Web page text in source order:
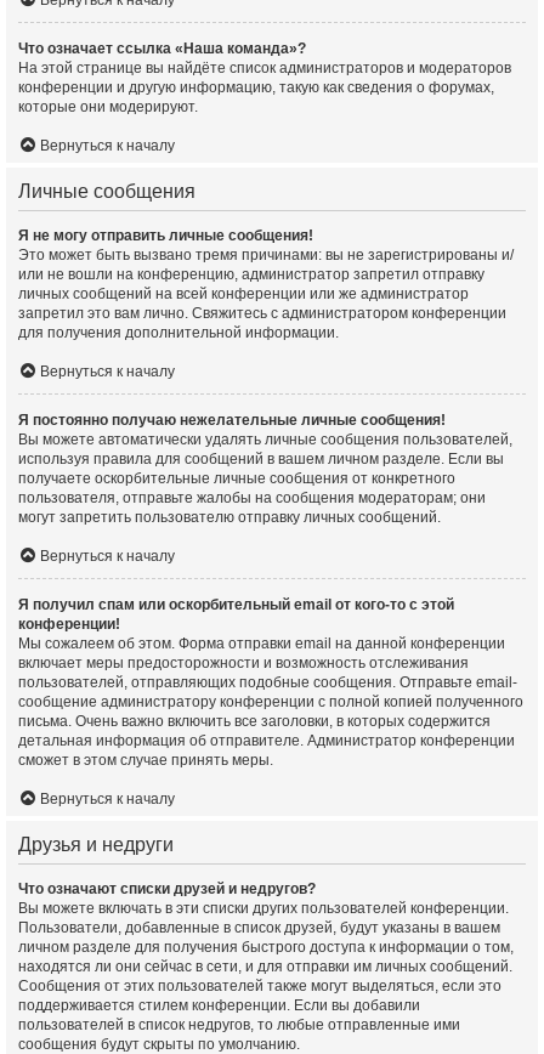
Что означает ссылка «Наша команда»?
На этой странице вы найдёте список администраторов и модераторов
конференции и другую информацию, такую как сведения о форумах,
которые они модерируют.
Вернуться к началу
Личные сообщения
Я не могу отправить личные сообщения!
Это может быть вызвано тремя причинами: вы не зарегистрированы и/
или не вошли на конференцию, администратор запретил отправку
личных сообщений на всей конференции или же администратор
запретил это вам лично. Свяжитесь с администратором конференции
для получения дополнительной информации.
Вернуться к началу
Я постоянно получаю нежелательные личные сообщения!
Вы можете автоматически удалять личные сообщения пользователей,
используя правила для сообщений в вашем личном разделе. Если вы
получаете оскорбительные личные сообщения от конкретного
пользователя, отправьте жалобы на сообщения модераторам; они
могут запретить пользователю отправку личных сообщений.
Вернуться к началу
Я получил спам или оскорбительный email от кого-то с этой
конференции!
Мы сожалеем об этом. Форма отправки email на данной конференции
включает меры предосторожности и возможность отслеживания
пользователей, отправляющих подобные сообщения. Отправьте email-
сообщение администратору конференции с полной копией полученного
письма. Очень важно включить все заголовки, в которых содержится
детальная информация об отправителе. Администратор конференции
сможет в этом случае принять меры.
Вернуться к началу
Друзья и недруги
Что означают списки друзей и недругов?
Вы можете включать в эти списки других пользователей конференции.
Пользователи, добавленные в список друзей, будут указаны в вашем
личном разделе для получения быстрого доступа к информации о том,
находятся ли они сейчас в сети, и для отправки им личных сообщений.
Сообщения от этих пользователей также могут выделяться, если это
поддерживается стилем конференции. Если вы добавили
пользователей в список недругов, то любые отправленные ими
сообщения будут скрыты по умолчанию.